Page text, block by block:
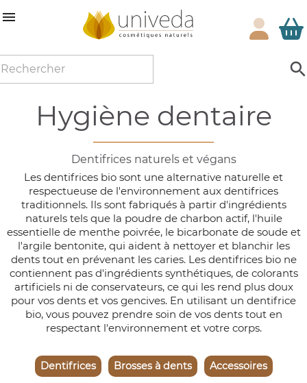

hygiène dentaire
Dentifrices naturels et végans
Les dentifrices bio sont une alternative naturelle et
respectueuse de l'environnement aux dentifrices
traditionnels. Ils sont fabriqués à partir d'ingrédients
naturels tels que la poudre de charbon actif, l'huile
essentielle de menthe poivrée, le bicarbonate de soude et
l'argile bentonite, qui aident à nettoyer et blanchir les
dents tout en prévenant les caries. Les dentifrices bio ne
contiennent pas d'ingrédients synthétiques, de colorants
artificiels ni de conservateurs, ce qui les rend plus doux
pour vos dents et vos gencives. En utilisant un dentifrice
bio, vous pouvez prendre soin de vos dents tout en
respectant l'environnement et votre corps.
Dentifrices Brosses à dents Accessoires